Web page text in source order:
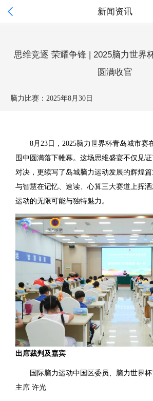
 新闻资讯
思维竞逐 荣耀争锋 | 2025脑力世界
圆满收官
脑力比赛： 2025年8月30日
8月23日，2025脑力世界杯青岛城市赛
围中圆满落下帷幕。这场思维盛宴不仅见
对决，更续写了岛城脑力运动发展的辉煌
与智慧在记忆、速读、心算三大赛道上挥
运动的无限可能与独特魅力。
出席裁判及嘉宾
国际脑力运动中国区委员、脑力世界
主席 许光